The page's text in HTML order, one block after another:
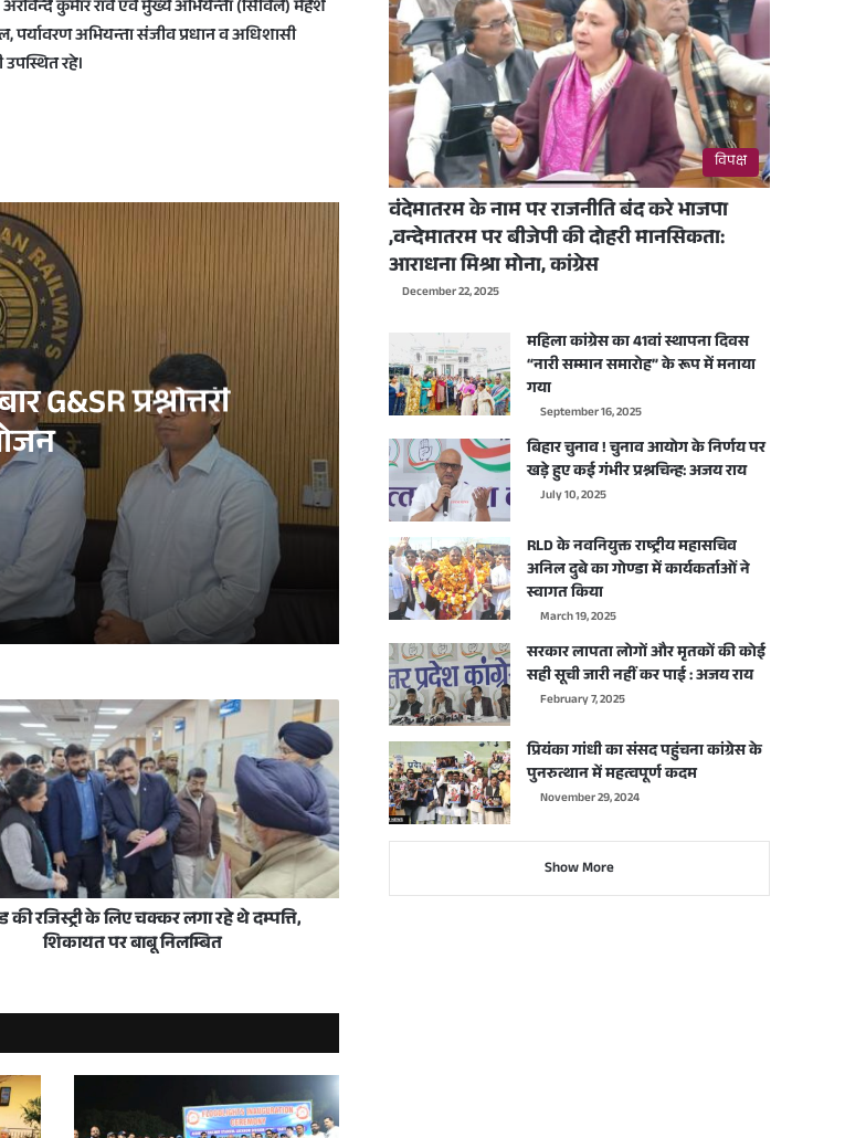
कुमार राव एवं मुख्य अभियन्ता (सिविल) महेश
पर्यावरण अभियन्ता संजीव प्रधान व अधिशासी
रहे।
प्रश्नोत्तरी
बैंक से साइन किया एमओयू
किया उद्घाटन
स्थानीय निरीक्षण
रजिस्ट्री के लिए चक्कर लगा रहे थे दम्पत्ति,
शिकायत पर बाबू निलम्बित
विपक्ष
वंदेमातरम के नाम पर राजनीति बंद करे भाजपा
,वन्देमातरम पर बीजेपी की दोहरी मानसिकता:
आराधना मिश्रा मोना, कांग्रेस
December 22, 2025
महिला कांग्रेस का 41वां स्थापना दिवस
“नारी सम्मान समारोह” के रूप में मनाया
गया
September 16, 2025
बिहार चुनाव ! चुनाव आयोग के निर्णय पर
खड़े हुए कई गंभीर प्रश्नचिन्ह: अजय राय
July 10, 2025
RLD के नवनियुक्त राष्ट्रीय महासचिव
अनिल दुबे का गोण्डा में कार्यकर्ताओं ने
स्वागत किया
March 19, 2025
सरकार लापता लोगों और मृतकों की कोई
सही सूची जारी नहीं कर पाई : अजय राय
February 7, 2025
प्रियंका गांधी का संसद पहुंचना कांग्रेस के
पुनरुत्थान में महत्वपूर्ण कदम
November 29, 2024
Show More